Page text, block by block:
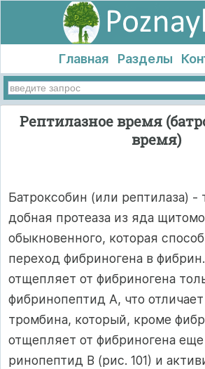
Главная Разделы
Рептилазное время
время)
Батроксобин (или рептилаза) -
добная протеаза из яда
обыкновен­ного, которая
переход фибри­ногена в
отщепляет от фибри­ногена
фибринопептид А, что
тромбина, который, кроме
отщепляет от фибриногена
ринопептид В (рис. 101) и